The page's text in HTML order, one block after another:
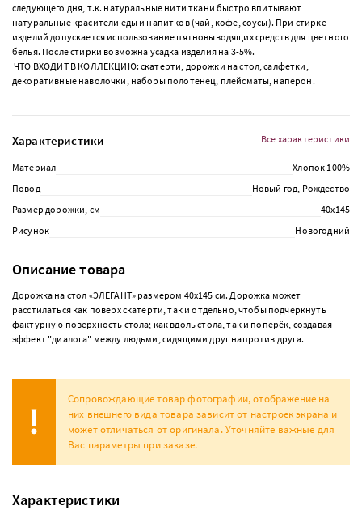
следующего дня, т.к. натуральные нити ткани быстро впитывают
натуральные красители еды и напитков (чай, кофе, соусы). При стирке
изделий допускается использование пятновыводящих средств для цветного
белья. После стирки возможна усадка изделия на 3-5%.
ЧТО ВХОДИТ В КОЛЛЕКЦИЮ: скатерти, дорожки на стол, салфетки,
декоративные наволочки, наборы полотенец, плейсматы, наперон.
Характеристики
Материал
Хлопок 100%
Повод
Новый год, Рождество
Размер дорожки, см
40х145
Рисунок
Новогодний
Все характеристики
Описание товара
Дорожка на стол «ЭЛЕГАНТ» размером 40х145 см. Дорожка может
расстилаться как поверх скатерти, так и отдельно, чтобы подчеркнуть
фактурную поверхность стола; как вдоль стола, так и поперёк, создавая
эффект "диалога" между людьми, сидящими друг напротив друга.
Сопровождающие товар фотографии, отображение на
них внешнего вида товара зависит от настроек экрана и
может отличаться от оригинала. Уточняйте важные для
Вас параметры при заказе.
Характеристики